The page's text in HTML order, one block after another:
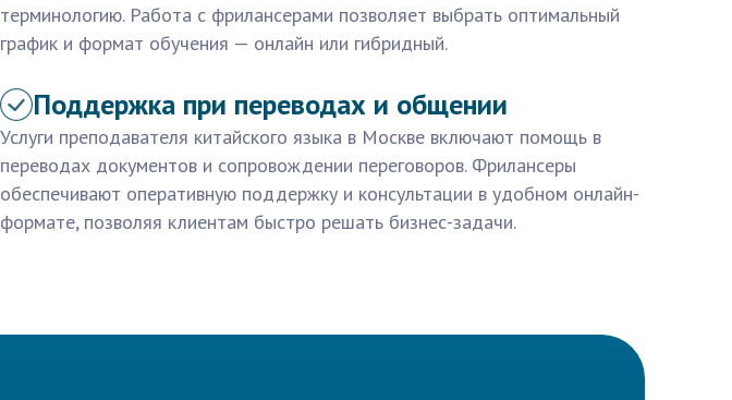
терминологию. Работа с фрилансерами позволяет выбрать оптимальный
график и формат обучения — онлайн или гибридный.
Поддержка при переводах и общении
Услуги преподавателя китайского языка в Москве включают помощь в
переводах документов и сопровождении переговоров. Фрилансеры
обеспечивают оперативную поддержку и консультации в удобном онлайн-
формате, позволяя клиентам быстро решать бизнес-задачи.